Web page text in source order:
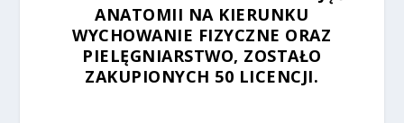
ANATOMII NA KIERUNKU
WYCHOWANIE FIZYCZNE ORAZ
PIELĘGNIARSTWO, ZOSTAŁO
ZAKUPIONYCH 50 LICENCJI.